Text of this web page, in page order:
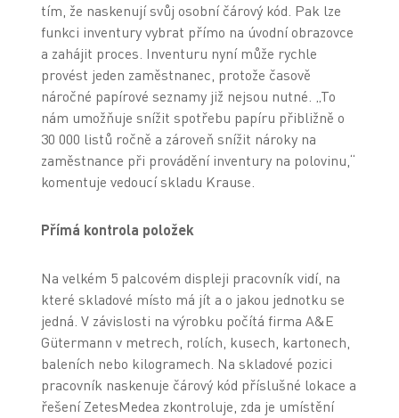
tím, že naskenují svůj osobní čárový kód. Pak lze
funkci inventury vybrat přímo na úvodní obrazovce
a zahájit proces. Inventuru nyní může rychle
provést jeden zaměstnanec, protože časově
náročné papírové seznamy již nejsou nutné. „To
nám umožňuje snížit spotřebu papíru přibližně o
30 000 listů ročně a zároveň snížit nároky na
zaměstnance při provádění inventury na polovinu,“
komentuje vedoucí skladu Krause.
Přímá kontrola položek
Na velkém 5 palcovém displeji pracovník vidí, na
které skladové místo má jít a o jakou jednotku se
jedná. V závislosti na výrobku počítá firma A&E
Gütermann v metrech, rolích, kusech, kartonech,
baleních nebo kilogramech. Na skladové pozici
pracovník naskenuje čárový kód příslušné lokace a
řešení ZetesMedea zkontroluje, zda je umístění